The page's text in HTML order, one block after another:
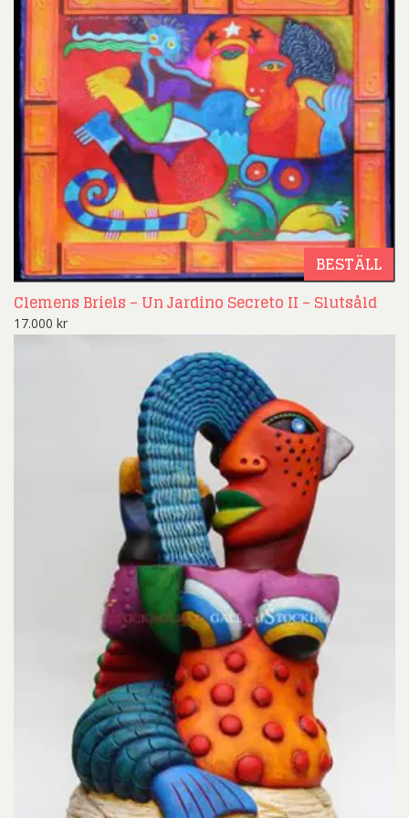
BESTÄLL
Clemens Briels – Un Jardino Secreto II – Slutsåld
17.000 kr